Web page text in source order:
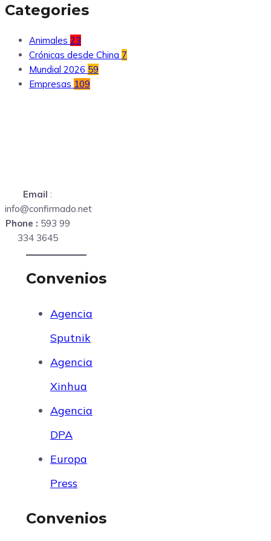
Categories
Animales 23
Crónicas desde China 7
Mundial 2026 59
Empresas 109
Email :
info@confirmado.net
Phone : 593 99
334 3645
Convenios
Agencia
Sputnik
Agencia
Xinhua
Agencia
DPA
Europa
Press
Convenios